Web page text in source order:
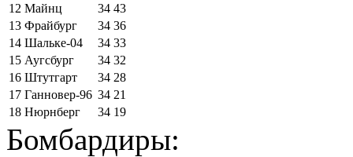
12 Майнц 34 43
13 Фрайбург 34 36
14 Шальке-04 34 33
15 Аугсбург 34 32
16 Штутгарт 34 28
17 Ганновер-96 34 21
18 Нюрнберг 34 19
Бомбардиры: